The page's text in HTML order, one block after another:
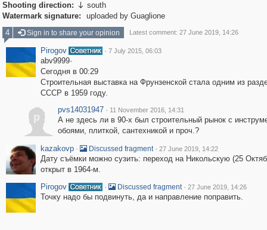
Shooting direction:  south
Watermark signature:
uploaded by Guaglione
4
Sign in to share your opinion Latest comment: 27 June 2019, 14:26
Pirogov · 7 July 2015, 06:03
abv9999·
Сегодня в 00:29
Строительная выставка на Фрунзенской стала одним из
СССР в 1959 году.
p
pvs14031947 · 11 November 2016, 14:31
А не здесь ли в 90-х был строительный рынок с
обоями, плиткой, сантехникой и проч.?
kazakovp · Discussed fragment · 27 June 2019, 14:22
Дату съёмки можно сузить: переход на Никольскую (25
открыт в 1964-м.
Pirogov
· Discussed fragment · 27 June 2019, 14:26
Точку надо бы подвинуть, да и направление поправить.